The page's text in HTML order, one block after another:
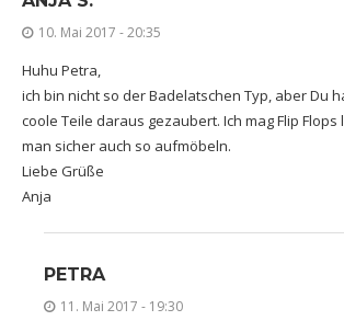
10. Mai 2017 - 20:35
Huhu Petra,
ich bin nicht so der Badelatschen Typ, aber Du
coole Teile daraus gezaubert. Ich mag Flip
man sicher auch so aufmöbeln.
Liebe Grüße
Anja
PETRA
11. Mai 2017 - 19:30